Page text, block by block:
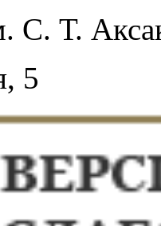
С. Т.
5